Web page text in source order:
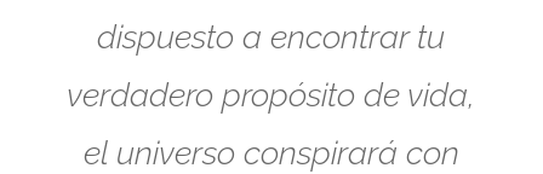
dispuesto a encontrar tu
verdadero propósito de vida,
el universo conspirará con